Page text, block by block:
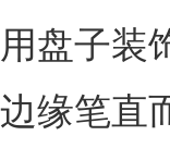
用盘子装
边缘笔直